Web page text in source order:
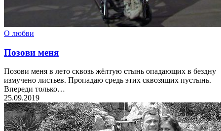
О любви
Позови меня
Позови меня в лето сквозь жёлтую стынь опадающих в бездну
измучено листьев. Пропадаю средь этих сквозящих пустынь.
Впереди только…
25.09.2019